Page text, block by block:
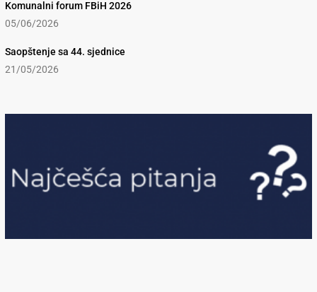
Komunalni forum FBiH 2026
05/06/2026
Saopštenje sa 44. sjednice
21/05/2026